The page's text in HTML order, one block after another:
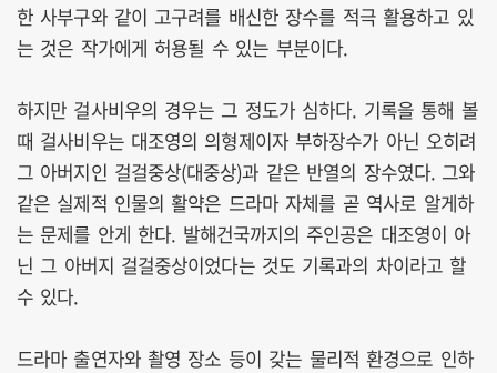
한 사부구와 같이 고구려를 배신한 장수를 적극 활용하고 있
는 것은 작가에게 허용될 수 있는 부분이다.
하지만 걸사비우의 경우는 그 정도가 심하다. 기록을 통해 볼
때 걸사비우는 대조영의 의형제이자 부하장수가 아닌 오히려
그 아버지인 걸걸중상(대중상)과 같은 반열의 장수였다. 그와
같은 실제적 인물의 활약은 드라마 자체를 곧 역사로 알게하
는 문제를 안게 한다. 발해건국까지의 주인공은 대조영이 아
닌 그 아버지 걸걸중상이었다는 것도 기록과의 차이라고 할
수 있다.
드라마 출연자와 촬영 장소 등이 갖는 물리적 환경으로 인하